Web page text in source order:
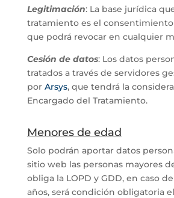
Legitimación: La base jurídica
tratamiento es el consentimiento
que podrá revocar en cualquier
Cesión de datos: Los datos
tratados a través de servidores
por Arsys, que tendrá la
Encargado del Tratamiento.
Menores de edad
Solo podrán aportar datos
sitio web las personas mayores
obliga la LOPD y GDD, en caso
años, será condición obligatoria el